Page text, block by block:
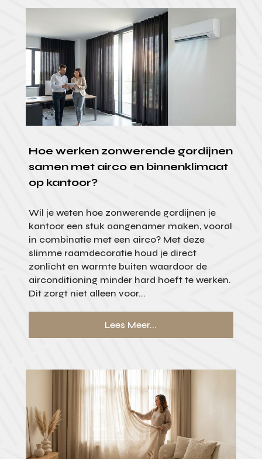
Hoe werken zonwerende gordijnen
samen met airco en binnenklimaat
op kantoor?
Wil je weten hoe zonwerende gordijnen je
kantoor een stuk aangenamer maken, vooral
in combinatie met een airco? Met deze
slimme raamdecoratie houd je direct
zonlicht en warmte buiten waardoor de
airconditioning minder hard hoeft te werken.
Dit zorgt niet alleen voor...
Lees Meer...